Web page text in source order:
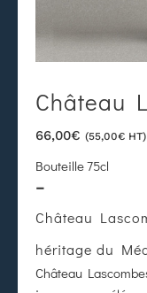
Château
66,00€ (55,00€ HT)
Bouteille 75cl
–
Château
héritage du
Château